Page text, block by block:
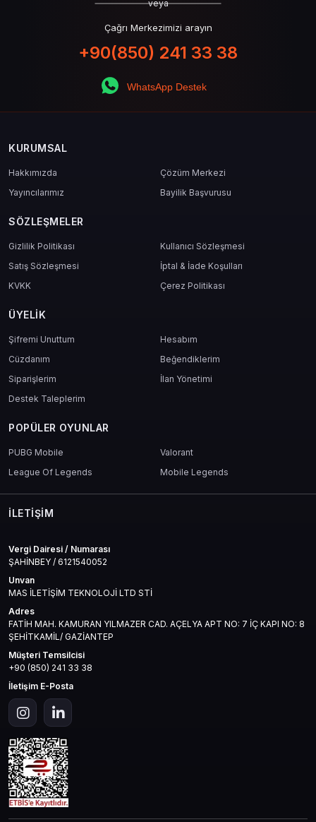
veya
Çağrı Merkezimizi arayın
+90(850) 241 33 38
WhatsApp Destek
KURUMSAL
Hakkımızda
Çözüm Merkezi
Yayıncılarımız
Bayilik Başvurusu
SÖZLEŞMELER
Gizlilik Politikası
Kullanıcı Sözleşmesi
Satış Sözleşmesi
İptal & İade Koşulları
KVKK
Çerez Politikası
ÜYELIK
Şifremi Unuttum
Hesabım
Cüzdanım
Beğendiklerim
Siparişlerim
İlan Yönetimi
Destek Taleplerim
POPÜLER OYUNLAR
PUBG Mobile
Valorant
League Of Legends
Mobile Legends
İLETIŞIM
Vergi Dairesi / Numarası
ŞAHİNBEY / 6121540052
Unvan
MAS İLETİŞİM TEKNOLOJİ LTD STİ
Adres
FATİH MAH. KAMURAN YILMAZER CAD. AÇELYA APT NO: 7 İÇ KAPI NO: 8
ŞEHİTKAMİL/ GAZİANTEP
Müşteri Temsilcisi
+90 (850) 241 33 38
İletişim E-Posta